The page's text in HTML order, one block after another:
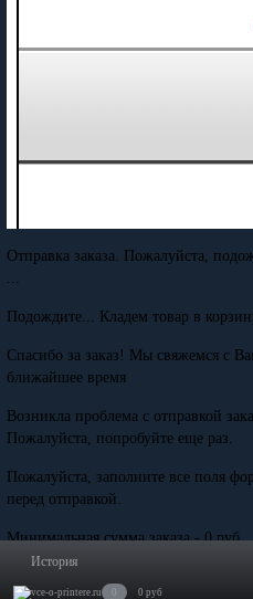
История
0 0 руб
Отправка заказа. Пожалуйста,
Подождите... Кладем товар в
Спасибо за заказ! Мы свяжемся с
ближайшее время
Возникла проблема с отправкой
Пожалуйста, попробуйте еще раз.
Пожалуйста, заполните все поля
перед отправкой.
Минимальная сумма заказа - 0 руб.